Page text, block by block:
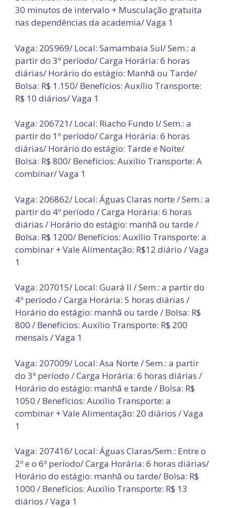
30 minutos de intervalo + Musculação gratuita
nas dependências da academia/ Vaga 1
Vaga: 205969/ Local: Samambaia Sul/ Sem.: a
partir do 3º período/ Carga Horária: 6 horas
diárias/ Horário do estágio: Manhã ou Tarde/
Bolsa: R$ 1.150/ Benefícios: Auxílio Transporte:
R$ 10 diários/ Vaga 1
Vaga: 206721/ Local: Riacho Fundo I/ Sem.: a
partir do 1º período/ Carga Horária: 6 horas
diárias/ Horário do estágio: Tarde e Noite/
Bolsa: R$ 800/ Benefícios: Auxílio Transporte: A
combinar/ Vaga 1
Vaga: 206862/ Local: Águas Claras norte / Sem.: a
partir do 4º período / Carga Horária: 6 horas
diárias / Horário do estágio: manhã ou tarde /
Bolsa: R$ 1200/ Benefícios: Auxílio Transporte: a
combinar + Vale Alimentação: R$12 diário / Vaga
1
Vaga: 207015/ Local: Guará II / Sem.: a partir do
4º período / Carga Horária: 5 horas diárias /
Horário do estágio: manhã ou tarde / Bolsa: R$
800 / Benefícios: Auxílio Transporte: R$ 200
mensais / Vaga 1
Vaga: 207009/ Local: Asa Norte / Sem.: a partir
do 3º período / Carga Horária: 6 horas diárias /
Horário do estágio: manhã e tarde / Bolsa: R$
1050 / Benefícios: Auxílio Transporte: a
combinar + Vale Alimentação: 20 diários / Vaga
1
Vaga: 207416/ Local: Águas Claras/Sem.: Entre o
2º e o 6º período/ Carga Horária: 6 horas diárias/
Horário do estágio: manhã ou tarde/ Bolsa: R$
1000 / Benefícios: Auxílio Transporte: R$ 13
diários / Vaga 1